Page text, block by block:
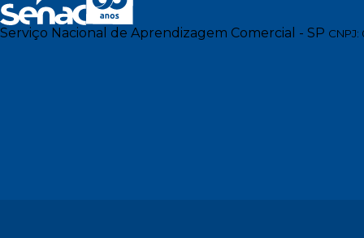
Serviço Nacional de Aprendizagem Comercial - SP